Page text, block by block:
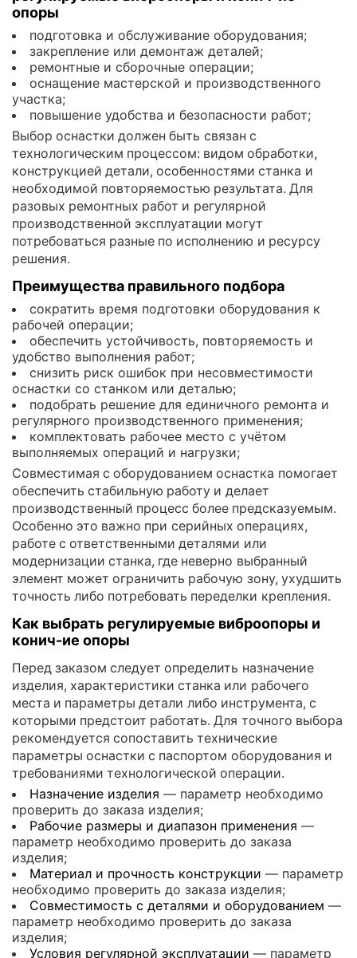
опоры
подготовка и обслуживание оборудования;
закрепление или демонтаж деталей;
ремонтные и сборочные операции;
оснащение мастерской и производственного
участка;
повышение удобства и безопасности работ;
Выбор оснастки должен быть связан с
технологическим процессом: видом обработки,
конструкцией детали, особенностями станка и
необходимой повторяемостью результата. Для
разовых ремонтных работ и регулярной
производственной эксплуатации могут
потребоваться разные по исполнению и ресурсу
решения.
Преимущества правильного подбора
сократить время подготовки оборудования к
рабочей операции;
обеспечить устойчивость, повторяемость и
удобство выполнения работ;
снизить риск ошибок при несовместимости
оснастки со станком или деталью;
подобрать решение для единичного ремонта и
регулярного производственного применения;
комплектовать рабочее место с учётом
выполняемых операций и нагрузки;
Совместимая с оборудованием оснастка помогает
обеспечить стабильную работу и делает
производственный процесс более предсказуемым.
Особенно это важно при серийных операциях,
работе с ответственными деталями или
модернизации станка, где неверно выбранный
элемент может ограничить рабочую зону, ухудшить
точность либо потребовать переделки крепления.
Как выбрать регулируемые виброопоры и
конич-ие опоры
Перед заказом следует определить назначение
изделия, характеристики станка или рабочего
места и параметры детали либо инструмента, с
которыми предстоит работать. Для точного выбора
рекомендуется сопоставить технические
параметры оснастки с паспортом оборудования и
требованиями технологической операции.
Назначение изделия — параметр необходимо
проверить до заказа изделия;
Рабочие размеры и диапазон применения —
параметр необходимо проверить до заказа
изделия;
Материал и прочность конструкции — параметр
необходимо проверить до заказа изделия;
Совместимость с деталями и оборудованием —
параметр необходимо проверить до заказа
изделия;
Условия регулярной эксплуатации — параметр